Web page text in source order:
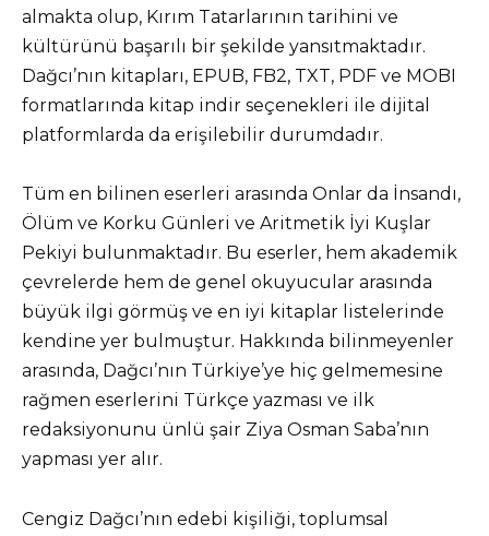
almakta olup, Kırım Tatarlarının tarihini ve
kültürünü başarılı bir şekilde yansıtmaktadır.
Dağcı’nın kitapları, EPUB, FB2, TXT, PDF ve MOBI
formatlarında kitap indir seçenekleri ile dijital
platformlarda da erişilebilir durumdadır.
Tüm en bilinen eserleri arasında Onlar da İnsandı,
Ölüm ve Korku Günleri ve Aritmetik İyi Kuşlar
Pekiyi bulunmaktadır. Bu eserler, hem akademik
çevrelerde hem de genel okuyucular arasında
büyük ilgi görmüş ve en iyi kitaplar listelerinde
kendine yer bulmuştur. Hakkında bilinmeyenler
arasında, Dağcı’nın Türkiye’ye hiç gelmemesine
rağmen eserlerini Türkçe yazması ve ilk
redaksiyonunu ünlü şair Ziya Osman Saba’nın
yapması yer alır.
Cengiz Dağcı’nın edebi kişiliği, toplumsal